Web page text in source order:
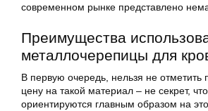
современном рынке представлено
Преимущества
металлочерепицы для
В первую очередь, нельзя не отметить
цену на такой материал – не секрет,
ориентируются главным образом на